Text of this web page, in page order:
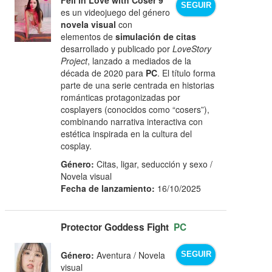
SEGUIR
es un videojuego del género
novela visual con
elementos desimulación de citas
desarrollado y publicado porLoveStory
Project, lanzado a mediados de la
década de 2020 para PC. El título forma
parte de una serie centrada en historias
románticas protagonizadas por
cosplayers (conocidos como “cosers”),
combinando narrativa interactiva con
estética inspirada en la cultura del
cosplay.
Género: Citas, ligar, seducción y sexo /
Novela visual
Fecha de lanzamiento: 16/10/2025
Protector Goddess Fight PC
SEGUIR
Género: Aventura / Novela
visual